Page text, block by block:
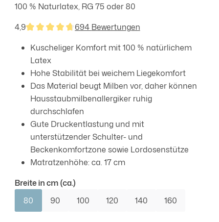
100 % Naturlatex, RG 75 oder 80
4,9
694 Bewertungen
Kuscheliger Komfort mit 100 % natürlichem
Latex
Hohe Stabilität bei weichem Liegekomfort
Das Material beugt Milben vor, daher können
Hausstaubmilbenallergiker ruhig
durchschlafen
Gute Druckentlastung und mit
unterstützender Schulter- und
Beckenkomfortzone sowie Lordosenstütze
Matratzenhöhe: ca. 17 cm
Breite in cm (ca.)
80
90 100 120 140 160